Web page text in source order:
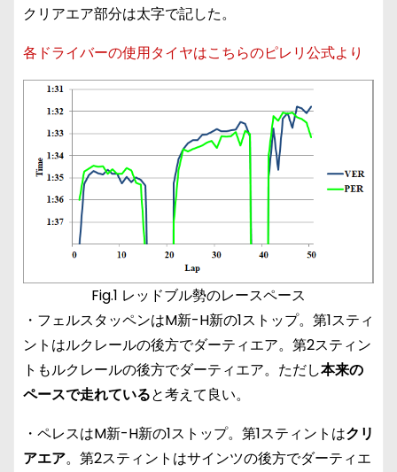
クリアエア部分は太字で記した。
各ドライバーの使用タイヤはこちらのピレリ公式より
Fig.1 レッドブル勢のレースペース
・フェルスタッペンはM新-H新の1ストップ。第1スティ
ントはルクレールの後方でダーティエア。第2スティン
トもルクレールの後方でダーティエア。ただし本来の
ペースで走れていると考えて良い。
・ペレスはM新-H新の1ストップ。第1スティントはクリ
アエア。第2スティントはサインツの後方でダーティエ